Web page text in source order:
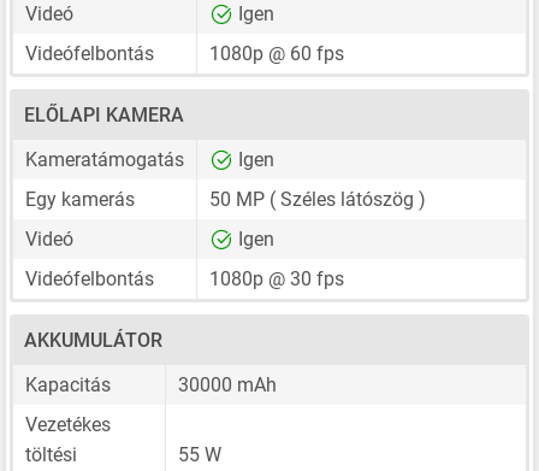
Videó
Igen
Videófelbontás
1080p @ 60 fps
ELŐLAPI KAMERA
Kameratámogatás
Igen
Egy kamerás
50 MP ( Széles látószög )
Videó
Igen
Videófelbontás
1080p @ 30 fps
AKKUMULÁTOR
Kapacitás
30000 mAh
Vezetékes
töltési
55 W